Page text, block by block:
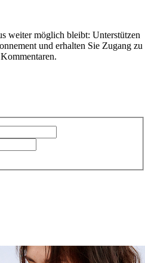
weiter möglich bleibt: Unterstützen
und erhalten Sie Zugang zu